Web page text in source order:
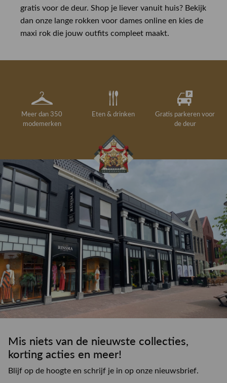
gratis voor de deur. Shop je liever vanuit huis? Bekijk
dan onze lange rokken voor dames online en kies de
maxi rok die jouw outfits compleet maakt.
Meer dan 350
modemerken
Eten & drinken
Gratis parkeren voor
de deur
drankje
Gratis retourneren in
de winkel
Deskundig
kledingadvies
Mis niets van de nieuwste collecties,
korting acties en meer!
Blijf op de hoogte en schrijf je in op onze nieuwsbrief.